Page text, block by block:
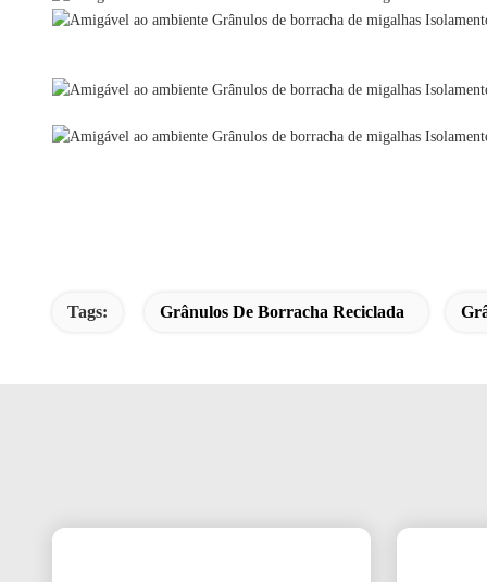
Tags: Grânulos De Borracha Reciclada